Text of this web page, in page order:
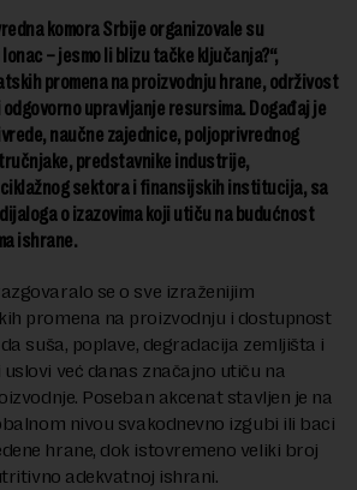
komora Srbije organizovale su
– jesmo li blizu tačke ključanja?“,
promena na proizvodnju hrane, održivost
upravljanje resursima. Događaj je
naučne zajednice, poljoprivrednog
predstavnike industrije,
sektora i finansijskih institucija, sa
o izazovima koji utiču na budućnost
ishrane.
se o sve izraženijim
promena na proizvodnju i dostupnost
suša, poplave, degradacija zemljišta i
već danas značajno utiču na
Poseban akcenat stavljen je na
nivou svakodnevno izgubi ili baci
hrane, dok istovremeno veliki broj
adekvatnoj ishrani.